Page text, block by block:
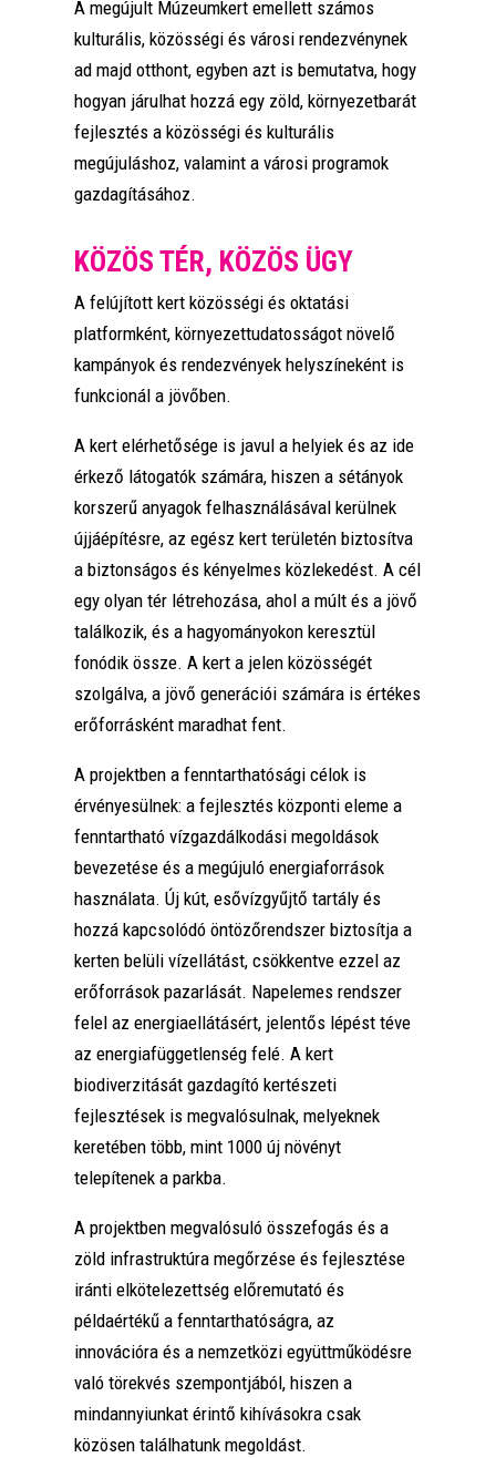
A megújult Múzeumkert emellett számos
kulturális, közösségi és városi rendezvénynek
ad majd otthont, egyben azt is bemutatva, hogy
hogyan járulhat hozzá egy zöld, környezetbarát
fejlesztés a közösségi és kulturális
megújuláshoz, valamint a városi programok
gazdagításához.
KÖZÖS TÉR, KÖZÖS ÜGY
A felújított kert közösségi és oktatási
platformként, környezettudatosságot növelő
kampányok és rendezvények helyszíneként is
funkcionál a jövőben.
A kert elérhetősége is javul a helyiek és az ide
érkező látogatók számára, hiszen a sétányok
korszerű anyagok felhasználásával kerülnek
újjáépítésre, az egész kert területén biztosítva
a biztonságos és kényelmes közlekedést. A cél
egy olyan tér létrehozása, ahol a múlt és a jövő
találkozik, és a hagyományokon keresztül
fonódik össze. A kert a jelen közösségét
szolgálva, a jövő generációi számára is értékes
erőforrásként maradhat fent.
A projektben a fenntarthatósági célok is
érvényesülnek: a fejlesztés központi eleme a
fenntartható vízgazdálkodási megoldások
bevezetése és a megújuló energiaforrások
használata. Új kút, esővízgyűjtő tartály és
hozzá kapcsolódó öntözőrendszer biztosítja a
kerten belüli vízellátást, csökkentve ezzel az
erőforrások pazarlását. Napelemes rendszer
felel az energiaellátásért, jelentős lépést téve
az energiafüggetlenség felé. A kert
biodiverzitását gazdagító kertészeti
fejlesztések is megvalósulnak, melyeknek
keretében több, mint 1000 új növényt
telepítenek a parkba.
A projektben megvalósuló összefogás és a
zöld infrastruktúra megőrzése és fejlesztése
iránti elkötelezettség előremutató és
példaértékű a fenntarthatóságra, az
innovációra és a nemzetközi együttműködésre
való törekvés szempontjából, hiszen a
mindannyiunkat érintő kihívásokra csak
közösen találhatunk megoldást.